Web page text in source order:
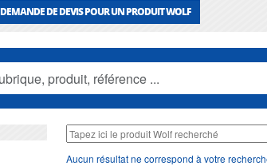
DEMANDE DE DEVIS POUR UN PRODUIT WOLF
Aucun résultat ne correspond à votre